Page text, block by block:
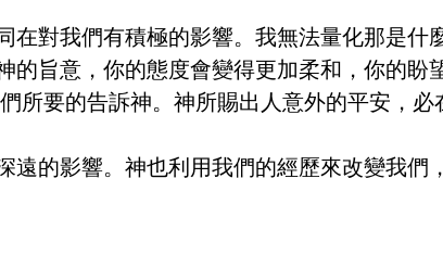
對我們有積極的影響。我無法量化那是什
旨意，你的態度會變得更加柔和，你的盼
所要的告訴神。神所賜出人意外的平安，必
的影響。神也利用我們的經歷來改變我們